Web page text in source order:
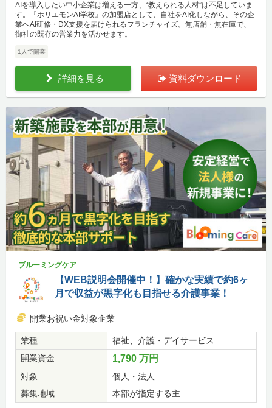
AIを導入したい中小企業は増える一方、“教えられる人材”は不足していま
す。『ホリエモンAI学校』の加盟店として、自社をAI化しながら、その企
業へAI研修・DX支援を届けられるフランチャイズ。無店舗・無在庫で、
御社の既存の営業力を活かせます。
1人で開業
詳細を見る 資料ダウンロード
ブルーミングケア
【WEB説明会開催中！】確かな実績で約6ヶ
月で収益が黒字化も目指せる介護事業！
開業お祝い金対象企業
業種
福祉、介護・デイサービス
開業資金
1,790 万円
対象
個人・法人
募集地域
本部が指定する主...